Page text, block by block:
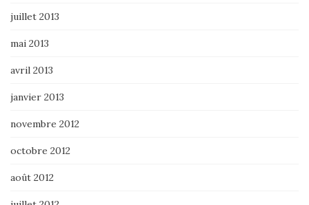
juillet 2013
mai 2013
avril 2013
janvier 2013
novembre 2012
octobre 2012
août 2012